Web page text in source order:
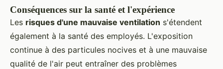
Conséquences sur la santé et l'expérience
Les risques d'une mauvaise ventilation s'étendent
également à la santé des employés. L'exposition
continue à des particules nocives et à une mauvaise
qualité de l'air peut entraîner des problèmes